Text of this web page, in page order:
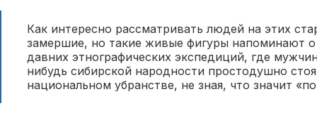
Как интересно рассматривать людей на этих
замершие, но такие живые фигуры напоминают о
давних этнографических экспедиций, где
нибудь сибирской народности простодушно
национальном убранстве, не зная, что значит